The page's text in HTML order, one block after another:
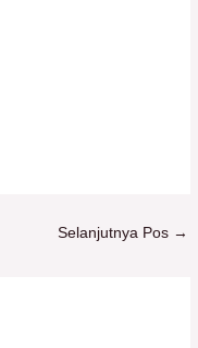
Selanjutnya Pos →